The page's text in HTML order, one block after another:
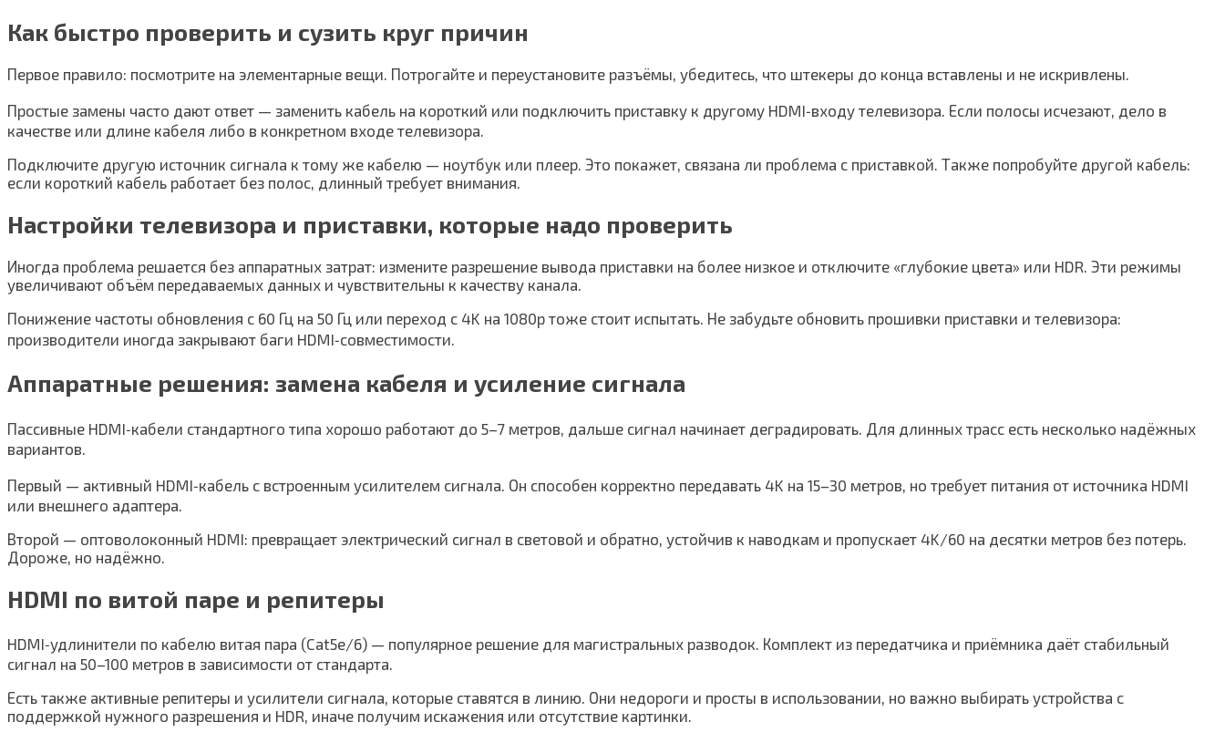
Как быстро проверить и сузить круг причин
Первое правило: посмотрите на элементарные вещи. Потрогайте и переустановите разъёмы, убедитесь, что штекеры до конца вставлены и не искривлены.
Простые замены часто дают ответ — заменить кабель на короткий или подключить приставку к другому HDMI‑входу телевизора. Если полосы исчезают, дело в
качестве или длине кабеля либо в конкретном входе телевизора.
Подключите другую источник сигнала к тому же кабелю — ноутбук или плеер. Это покажет, связана ли проблема с приставкой. Также попробуйте другой кабель:
если короткий кабель работает без полос, длинный требует внимания.
Настройки телевизора и приставки, которые надо проверить
Иногда проблема решается без аппаратных затрат: измените разрешение вывода приставки на более низкое и отключите «глубокие цвета» или HDR. Эти режимы
увеличивают объём передаваемых данных и чувствительны к качеству канала.
Понижение частоты обновления с 60 Гц на 50 Гц или переход с 4K на 1080p тоже стоит испытать. Не забудьте обновить прошивки приставки и телевизора:
производители иногда закрывают баги HDMI‑совместимости.
Аппаратные решения: замена кабеля и усиление сигнала
Пассивные HDMI‑кабели стандартного типа хорошо работают до 5–7 метров, дальше сигнал начинает деградировать. Для длинных трасс есть несколько надёжных
вариантов.
Первый — активный HDMI‑кабель с встроенным усилителем сигнала. Он способен корректно передавать 4K на 15–30 метров, но требует питания от источника HDMI
или внешнего адаптера.
Второй — оптоволоконный HDMI: превращает электрический сигнал в световой и обратно, устойчив к наводкам и пропускает 4K/60 на десятки метров без потерь.
Дороже, но надёжно.
HDMI по витой паре и репитеры
HDMI‑удлинители по кабелю витая пара (Cat5e/6) — популярное решение для магистральных разводок. Комплект из передатчика и приёмника даёт стабильный
сигнал на 50–100 метров в зависимости от стандарта.
Есть также активные репитеры и усилители сигнала, которые ставятся в линию. Они недороги и просты в использовании, но важно выбирать устройства с
поддержкой нужного разрешения и HDR, иначе получим искажения или отсутствие картинки.